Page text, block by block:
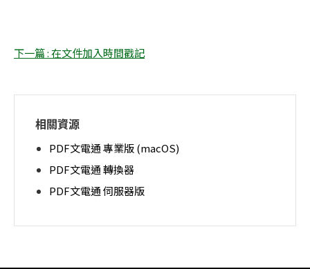
下一篇 : 在文件加入時間戳記
相關資源
PDF文電通 專業版 (macOS)
PDF文電通 轉換器
PDF文電通 伺服器版